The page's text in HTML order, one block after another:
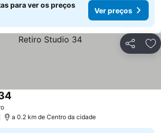
para ver os preços
Ver preços
Partilhar
a 0.2 km de Centro da cidade